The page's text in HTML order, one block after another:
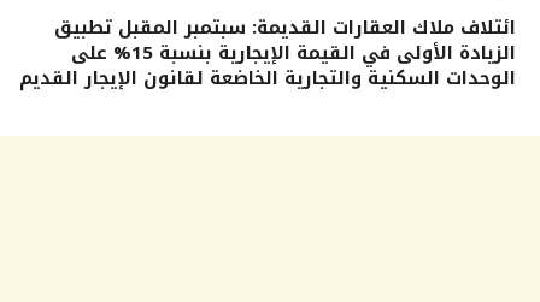
ائتلاف ملاك العقارات القديمة: سبتمبر المقبل تطبيق
الزيادة الأولى في القيمة الإيجارية بنسبة 15% على
الوحدات السكنية والتجارية الخاضعة لقانون الإيجار القديم